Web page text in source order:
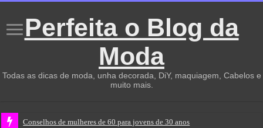
Perfeita o Blog da
Moda
Todas as dicas de moda, unha decorada, DiY, maquiagem, Cabelos e
muito mais.
Conselhos de mulheres de 60 para jovens de 30 anos